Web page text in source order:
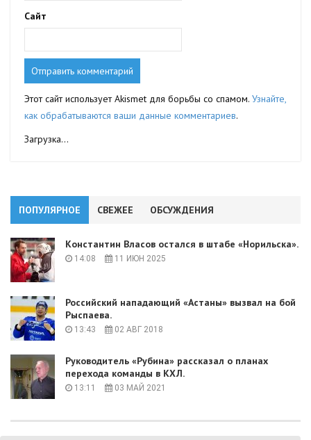
Сайт
Этот сайт использует Akismet для борьбы со спамом. Узнайте,
как обрабатываются ваши данные комментариев.
Загрузка...
ПОПУЛЯРНОЕ СВЕЖЕЕ ОБСУЖДЕНИЯ
Константин Власов остался в штабе «Норильска».
14:08 11 ИЮН 2025
Российский нападающий «Астаны» вызвал на бой
Рыспаева.
13:43 02 АВГ 2018
Руководитель «Рубина» рассказал о планах
перехода команды в КХЛ.
13:11 03 МАЙ 2021